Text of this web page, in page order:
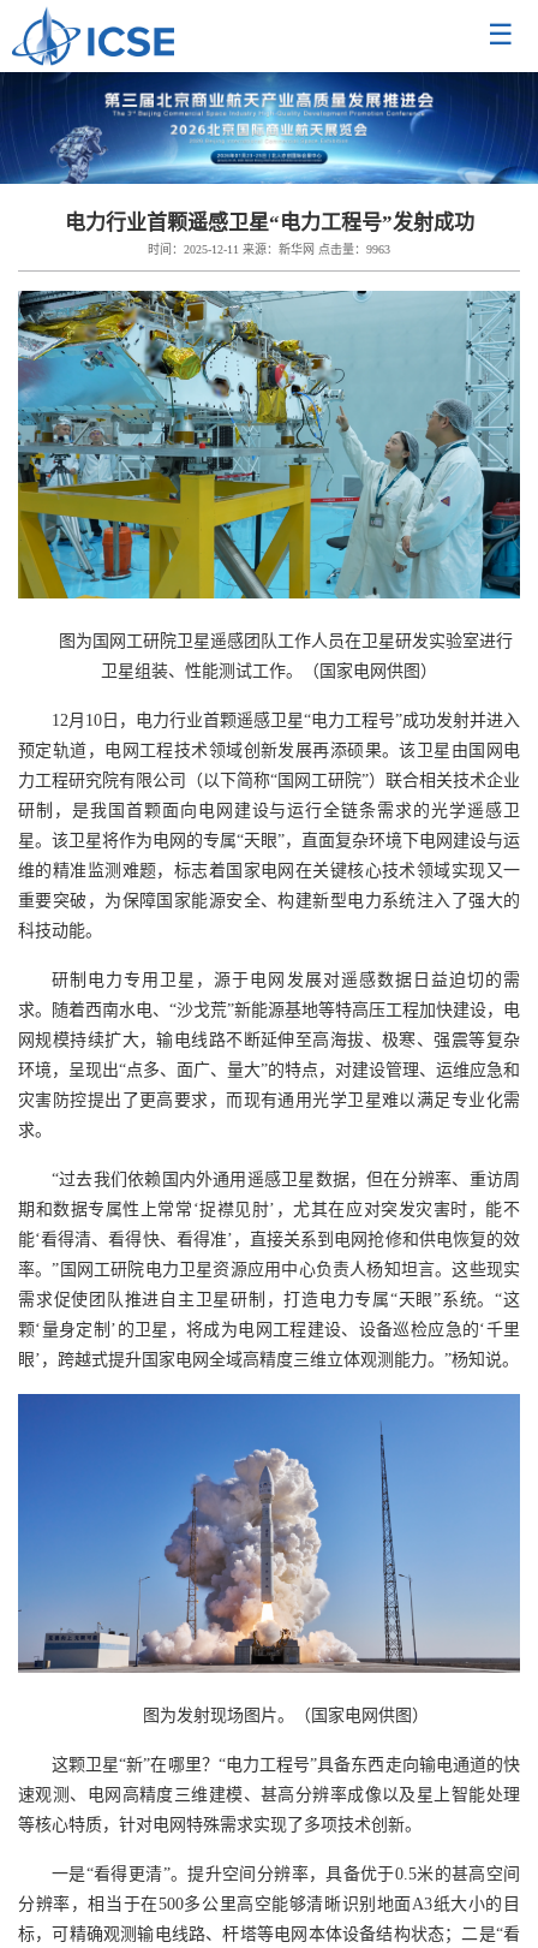
☰
电力行业首颗遥感卫星“电力工程号”发射成功
时间：2025-12-11 来源：新华网 点击量： 9963
图为国网工研院卫星遥感团队工作人员在卫星研发实验室进行
卫星组装、性能测试工作。（国家电网供图）
12月10日，电力行业首颗遥感卫星“电力工程号”成功发射并进入
预定轨道，电网工程技术领域创新发展再添硕果。该卫星由国网电
力工程研究院有限公司（以下简称“国网工研院”）联合相关技术企业
研制，是我国首颗面向电网建设与运行全链条需求的光学遥感卫
星。该卫星将作为电网的专属“天眼”，直面复杂环境下电网建设与运
维的精准监测难题，标志着国家电网在关键核心技术领域实现又一
重要突破，为保障国家能源安全、构建新型电力系统注入了强大的
科技动能。
研制电力专用卫星，源于电网发展对遥感数据日益迫切的需
求。随着西南水电、“沙戈荒”新能源基地等特高压工程加快建设，电
网规模持续扩大，输电线路不断延伸至高海拔、极寒、强震等复杂
环境，呈现出“点多、面广、量大”的特点，对建设管理、运维应急和
灾害防控提出了更高要求，而现有通用光学卫星难以满足专业化需
求。
“过去我们依赖国内外通用遥感卫星数据，但在分辨率、重访周
期和数据专属性上常常‘捉襟见肘’，尤其在应对突发灾害时，能不
能‘看得清、看得快、看得准’，直接关系到电网抢修和供电恢复的效
率。”国网工研院电力卫星资源应用中心负责人杨知坦言。这些现实
需求促使团队推进自主卫星研制，打造电力专属“天眼”系统。“这
颗‘量身定制’的卫星，将成为电网工程建设、设备巡检应急的‘千里
眼’，跨越式提升国家电网全域高精度三维立体观测能力。”杨知说。
图为发射现场图片。（国家电网供图）
这颗卫星“新”在哪里？“电力工程号”具备东西走向输电通道的快
速观测、电网高精度三维建模、甚高分辨率成像以及星上智能处理
等核心特质，针对电网特殊需求实现了多项技术创新。
一是“看得更清”。提升空间分辨率，具备优于0.5米的甚高空间
分辨率，相当于在500多公里高空能够清晰识别地面A3纸大小的目
标，可精确观测输电线路、杆塔等电网本体设备结构状态；二是“看